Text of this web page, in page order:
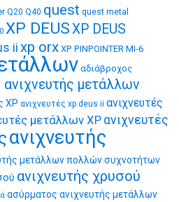
Q20 Q40 quest quest metal
XP DEUSXP DEUS
ii xp orx XP PINPOINTER MI-6
αδιάβροχος
μετάλλων
XP ανιχνευτές xp deus ii ανιχνευτές
μετάλλων XP ανιχνευτές
ανιχνευτής
μετάλλων πολλών συχνοτήτων
ανιχνευτής χρυσού
ασύρματος ανιχνευτής μετάλλων